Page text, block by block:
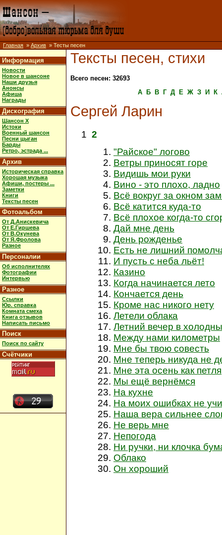
Главная » Архив » Тесты песен
Информация
Новости
Новое в шансоне
Наши друзья
Анонсы
Афиша
Награды
Дискография
Шансон X
Истоки
Военный шансон
Песни цыган
Барды
Ретро, эстрада ...
Архив
Историческая справка
Хорошая музыка
Афиши, постеры ...
Заметки
Книги
Тексты песен
Фотоальбом
От Д.Анискевича
От Е.Гиршева
От В.Окунева
От Я.Фролова
Разное
Персоналии
Об исполнителях
Фотографии
Интервью
Разное
Ссылки
Юр. справка
Комната смеха
Книга отзывов
Написать письмо
Поиск
Поиск по сайту
Счётчики
Тексты песен, стихи
Всего песен: 32693
А
Б В Г Д Е Ж З И К
Сергей Ларин
1 2
"Райское" логово
Ветры приносят горе
Видишь мои руки
Вино - это плохо, ладно
Всё вокруг за окном
Всё катится куда-то
Всё плохое когда-то
Дай мне день
День рожденье
Есть не лишний
И пусть с неба льёт!
Казино
Когда начинается лето
Кончается день
Кроме нас никого нету
Летели облака
Летний вечер в
Между нами километры
Мне бы твою совесть
Мне теперь никуда не
Мне эта осень как петля
Мы ещё вернёмся
На кухне
На моих ошибках не
Наша вера сильнее
Не верь мне
Непогода
Ни ручки, ни клочка
Облако
Он хороший